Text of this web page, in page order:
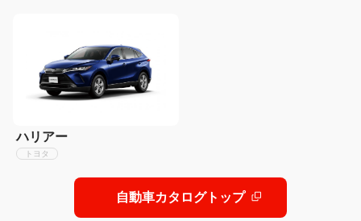
ハリアー
トヨタ
自動車カタログトップ